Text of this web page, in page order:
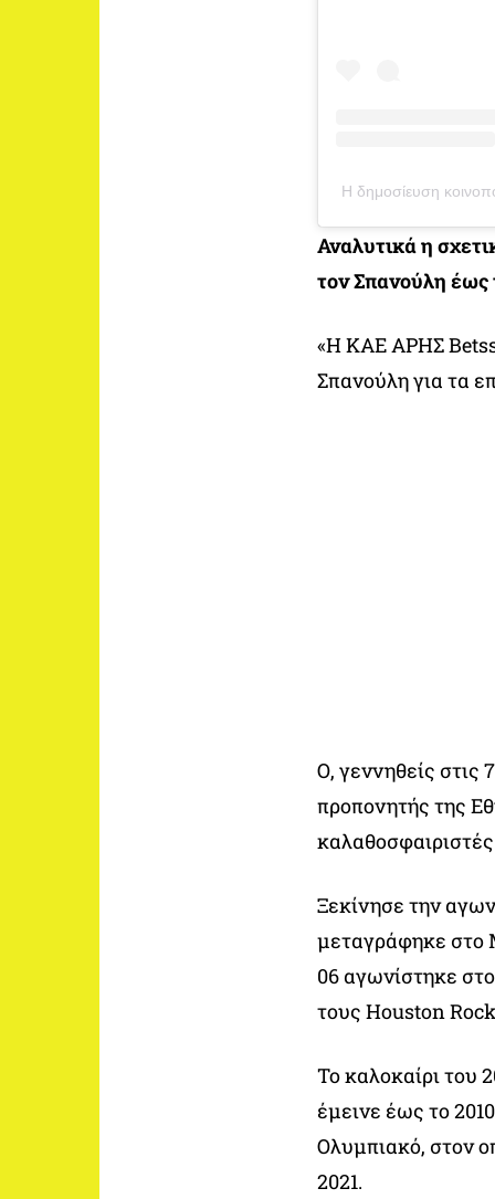
Η δημοσίευση
Αναλυτικά η
τον Σπανούλη έως
«Η ΚΑΕ ΑΡΗΣ
Σπανούλη για τα
Ο, γεννηθείς στις
προπονητής της
Ξεκίνησε την
μεταγράφηκε στο
06 αγωνίστηκε
τους Houston
Το καλοκαίρι του
έμεινε έως το
Ολυμπιακό, στον
2021.